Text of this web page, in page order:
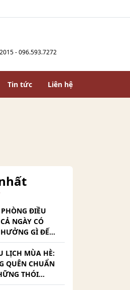
- 096.593.7272
Tin tức Liên hệ
ĐIỀU
NGÀY CÓ
GÌ ĐẾN
LỊCH MÙA HÈ:
QUÊN CHUẨN
THÓI
CHĂM SÓC